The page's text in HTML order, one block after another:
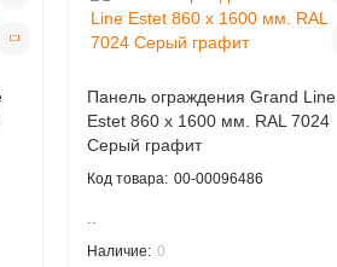
Панель ограждения Grand Line
Estet 860 х 1600 мм. RAL 7024
Серый графит
00-00096486
0